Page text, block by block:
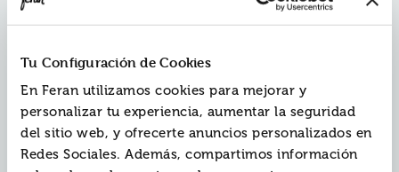
Tu Configuración de Cookies
En Feran utilizamos cookies para mejorar y
personalizar tu experiencia, aumentar la seguridad
del sitio web, y ofrecerte anuncios personalizados en
Redes Sociales. Además, compartimos información
The big booger battle
Ref.ZZO-7123918
ISBN:9788417123918